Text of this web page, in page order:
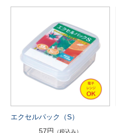
エクセルパック（S）
57円
（税込み）